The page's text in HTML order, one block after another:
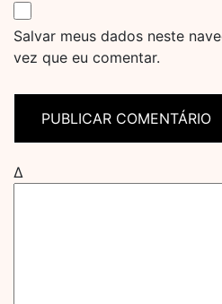
Salvar meus dados neste
vez que eu comentar.
Δ